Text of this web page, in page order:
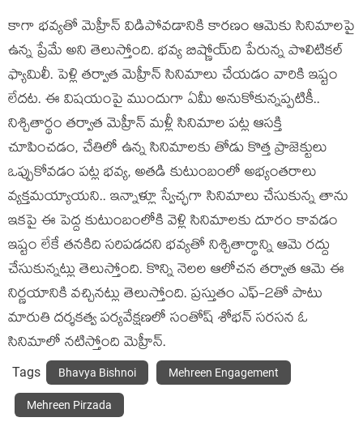
కాగా భవ్య‌తో మెహ్రీన్ విడిపోవ‌డానికి కార‌ణం ఆమెకు సినిమాల‌పై
ఉన్న ప్రేమే అని తెలుస్తోంది. భ‌వ్య బిష్ణోయ్‌ది పేరున్న పొలిటిక‌ల్
ఫ్యామిలీ. పెళ్లి త‌ర్వాత మెహ్రీన్ సినిమాలు చేయ‌డం వారికి ఇష్టం
లేద‌ట‌. ఈ విష‌యంపై ముందుగా ఏమీ అనుకోకున్న‌ప్ప‌టికీ..
నిశ్చితార్థం త‌ర్వాత మెహ్రీన్ మ‌ళ్లీ సినిమాల ప‌ట్ల ఆస‌క్తి
చూపించ‌డం, చేతిలో ఉన్న సినిమాల‌కు తోడు కొత్త ప్రాజెక్టులు
ఒప్పుకోవ‌డం ప‌ట్ల‌ భ‌వ్య, అత‌డి కుటుంబంలో అభ్యంత‌రాలు
వ్య‌క్త‌మ‌య్యాయ‌ని.. ఇన్నాళ్లూ స్వేచ్ఛ‌గా సినిమాలు చేసుకున్న తాను
ఇక‌పై ఈ పెద్ద కుటుంబంలోకి వెళ్లి సినిమాల‌కు దూరం కావ‌డం
ఇష్టం లేకే త‌న‌కిది స‌రిప‌డ‌ద‌ని భవ్య‌తో నిశ్చితార్థాన్ని ఆమె ర‌ద్దు
చేసుకున్న‌ట్లు తెలుస్తోంది. కొన్ని నెల‌ల ఆలోచ‌న త‌ర్వాత ఆమె ఈ
నిర్ణ‌యానికి వ‌చ్చిన‌ట్లు తెలుస్తోంది. ప్ర‌స్తుతం ఎఫ్‌-2తో పాటు
మారుతి ద‌ర్శ‌క‌త్వ ప‌ర్య‌వేక్ష‌ణ‌లో సంతోష్ శోభ‌న్ స‌ర‌స‌న ఓ
సినిమాలో న‌టిస్తోంది మెహ్రీన్.
Tags Bhavya Bishnoi Mehreen Engagement
Mehreen Pirzada